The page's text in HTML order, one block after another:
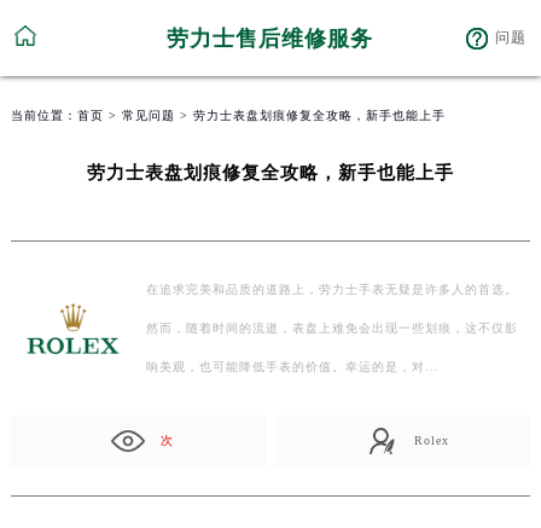
劳力士售后维修服务 问题
当前位置： 首页 > 常见问题 > 劳力士表盘划痕修复全攻略，新手也能上手
劳力士表盘划痕修复全攻略，新手也能上手
在追求完美和品质的道路上，劳力士手表无疑是许多人的首选。
然而，随着时间的流逝，表盘上难免会出现一些划痕，这不仅影
响美观，也可能降低手表的价值。幸运的是，对…
次 Rolex